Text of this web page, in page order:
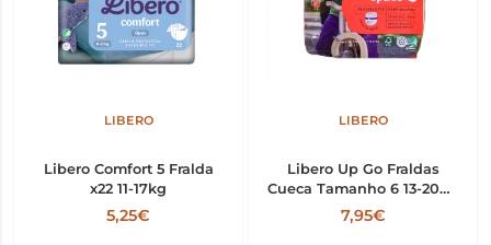
LIBERO
Libero Comfort 5 Fralda
x22 11-17kg
5,25€
LIBERO
Libero Up Go Fraldas
Cueca Tamanho 6 13-20Kg
x18
7,95€